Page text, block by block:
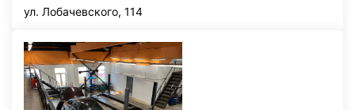
ул. Лобачевского, 114